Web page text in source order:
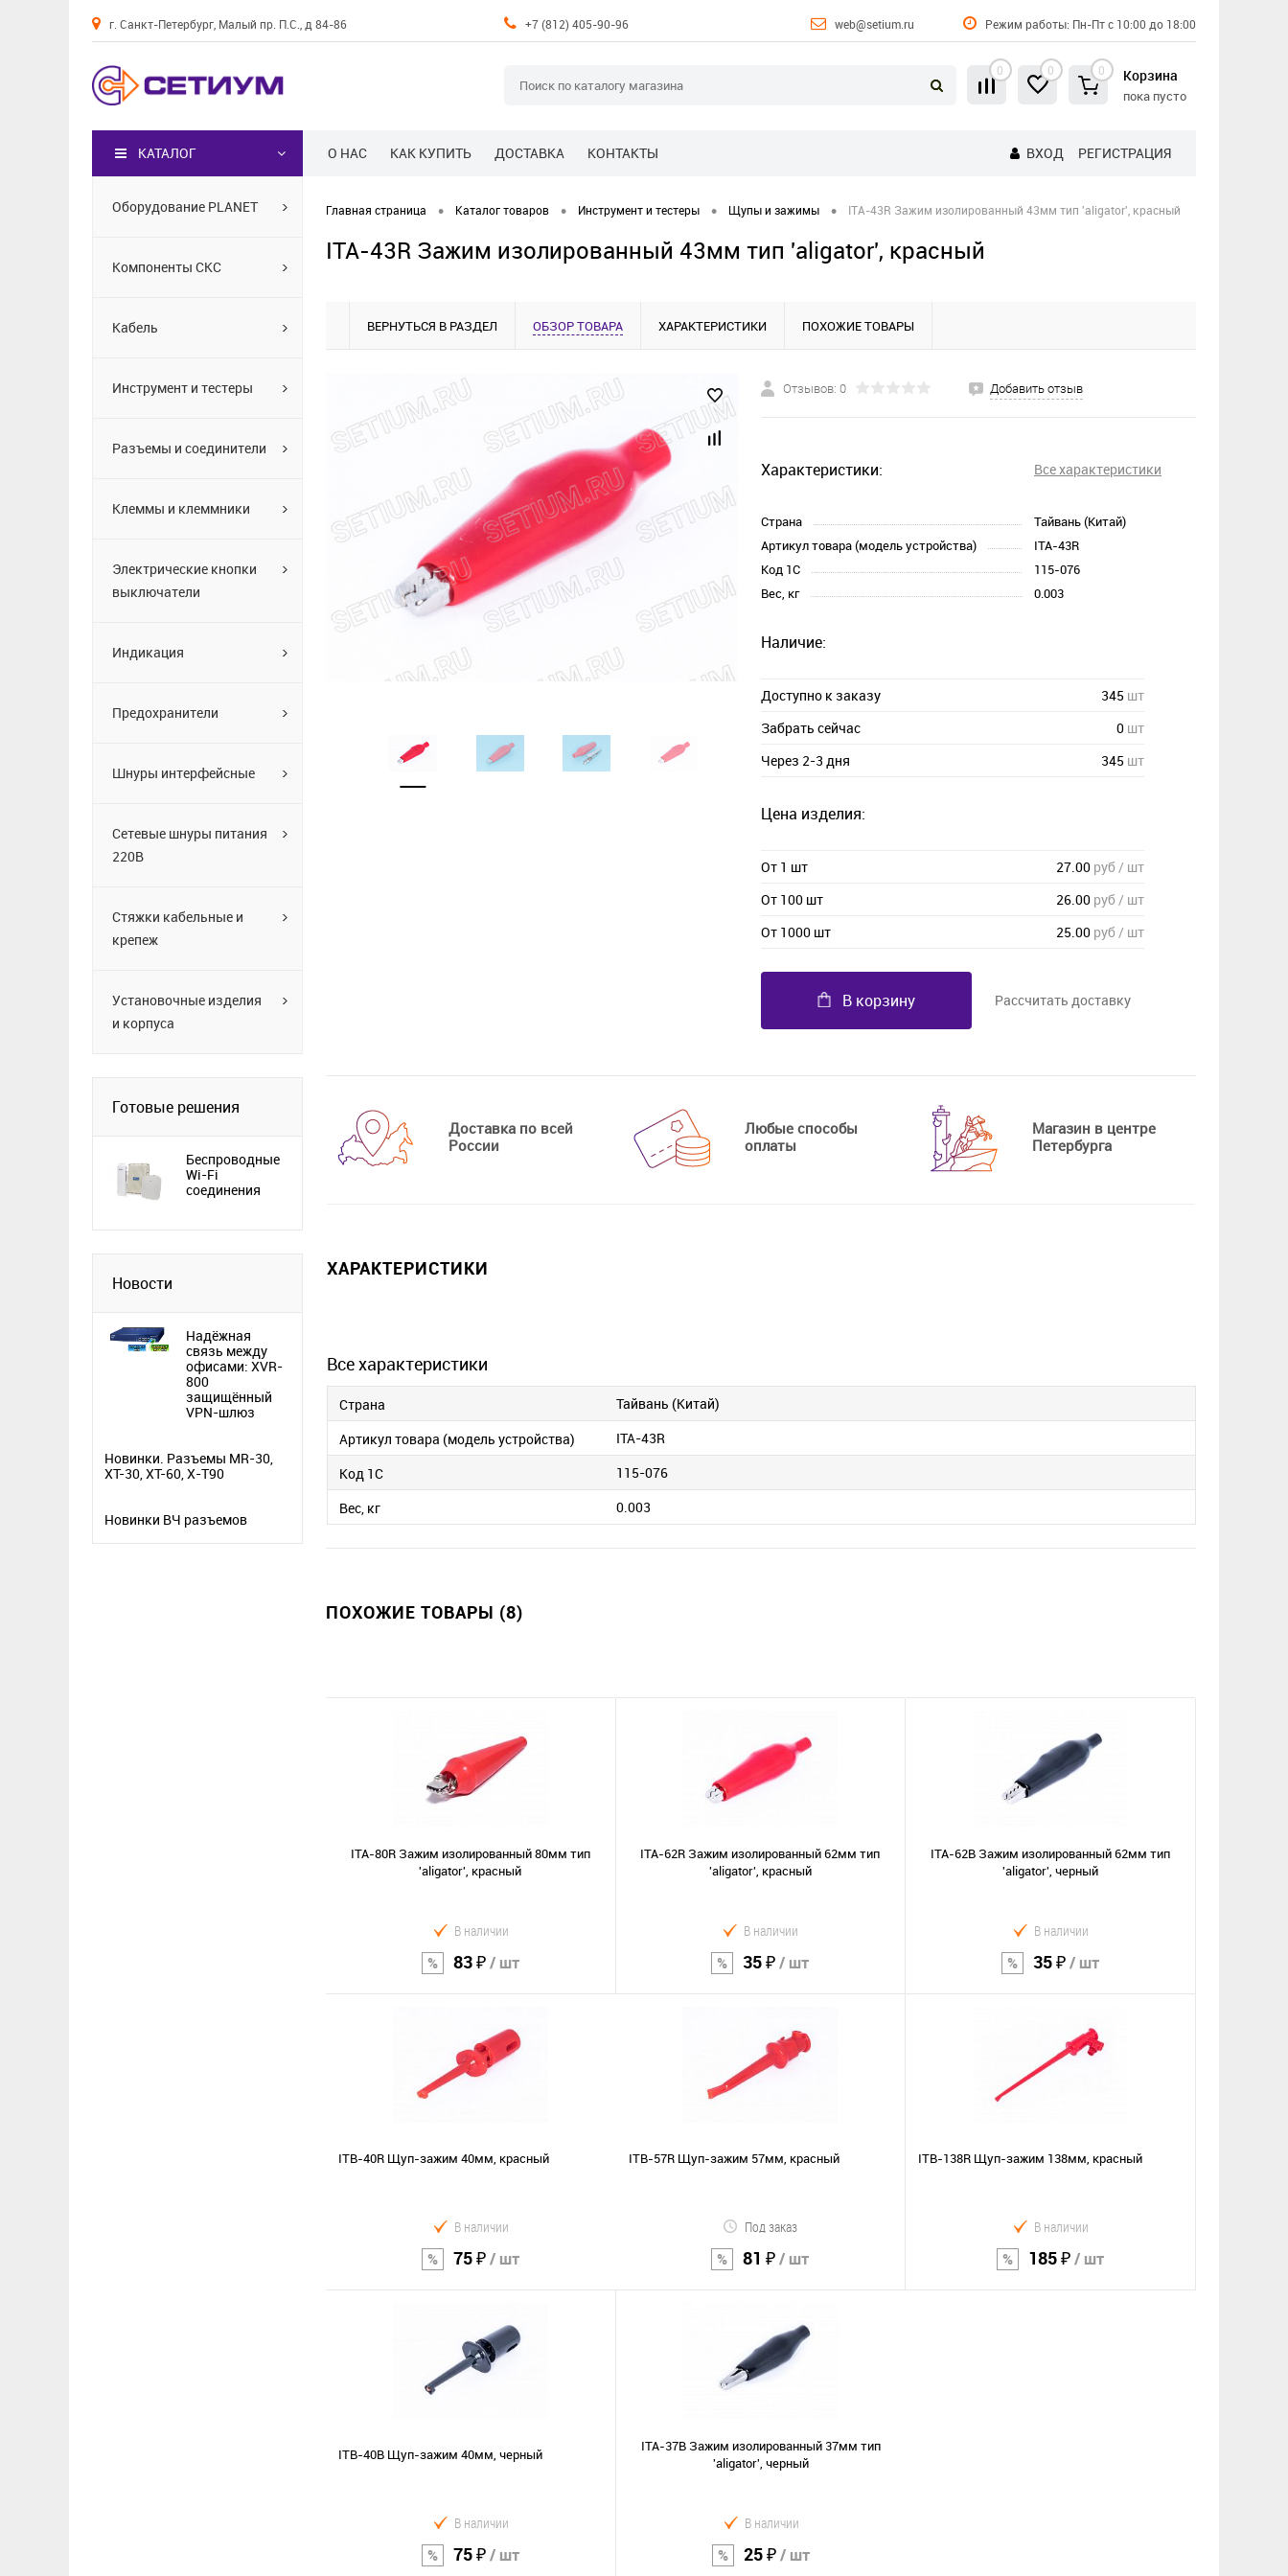
г. Санкт-Петербург, Малый пр. П.С., д 84-86 +7 (812) 405-90-96 web@setium.ru Режим работы: Пн-Пт с 10:00 до 18:00
0 0 0 Корзина
пока пусто
О НАС КАК КУПИТЬ ДОСТАВКА КОНТАКТЫ ВХОД РЕГИСТРАЦИЯ
КАТАЛОГ
Оборудование PLANET
Компоненты СКС
Кабель
Инструмент и тестеры
Разъемы и соединители
Клеммы и клеммники
Электрические кнопки
выключатели
Индикация
Предохранители
Шнуры интерфейсные
Сетевые шнуры питания
220В
Стяжки кабельные и
крепеж
Установочные изделия
и корпуса
Готовые решения
Беспроводные
Wi-Fi
соединения
Новости
Надёжная
связь между
офисами: XVR-
800
защищённый
VPN-шлюз
Новинки. Разъемы MR-30,
XT-30, XT-60, X-T90
Новинки ВЧ разъемов
Главная страница • Каталог товаров • Инструмент и тестеры • Щупы и зажимы • ITA-43R Зажим изолированный 43мм тип 'aligator', красный
ITA-43R Зажим изолированный 43мм тип 'aligator', красный
ВЕРНУТЬСЯ В РАЗДЕЛ ОБЗОР ТОВАРА ХАРАКТЕРИСТИКИ ПОХОЖИЕ ТОВАРЫ
Отзывов: 0 Добавить отзыв
Характеристики: Все характеристики
Страна
Тайвань (Китай)
Артикул товара (модель устройства)
ITA-43R
Код 1С
115-076
Вес, кг
0.003
Наличие:
Доступно к заказу 345 шт
Забрать сейчас
0 шт
Через 2-3 дня
345 шт
Цена изделия:
От 1 шт 27.00 руб / шт
От 100 шт
26.00 руб / шт
От 1000 шт
25.00 руб / шт
В корзину Рассчитать доставку
Доставка по всей
России
Любые способы
оплаты
Магазин в центре
Петербурга
ХАРАКТЕРИСТИКИ
Все характеристики
Страна
Тайвань (Китай)
Артикул товара (модель устройства)
ITA-43R
Код 1С
115-076
Вес, кг
0.003
ПОХОЖИЕ ТОВАРЫ (8)
ITA-80R Зажим изолированный 80мм тип
'aligator', красный
В наличии
83 ₽/ шт
В корзину
Сравнение
ITA-62R Зажим изолированный 62мм тип
'aligator', красный
В наличии
35 ₽/ шт
В корзину
Сравнение
ITA-62B Зажим изолированный 62мм тип
'aligator', черный
В наличии
35 ₽/ шт
В корзину
Сравнение
ITB-40R Щуп-зажим 40мм, красный
В наличии
75 ₽/ шт
В корзину
ITB-57R Щуп-зажим 57мм, красный
Под заказ
81 ₽/ шт
В корзину
ITB-138R Щуп-зажим 138мм, красный
В наличии
185 ₽/ шт
ITB-40B Щуп-зажим 40мм, черный
В наличии
75 ₽/ шт
ITA-37B Зажим изолированный 37мм тип
'aligator', черный
В наличии
25 ₽/ шт